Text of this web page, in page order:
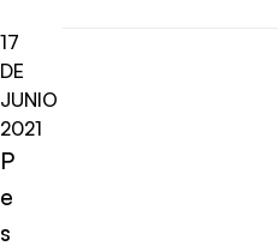
17
DE
JUNIO
2021
P
e
s